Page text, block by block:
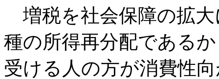
増税を社会保障の拡
種の所得再分配である
受ける人の方が消費性